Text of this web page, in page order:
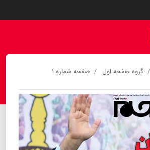
گروه صفحه اول صفحه شماره ۱